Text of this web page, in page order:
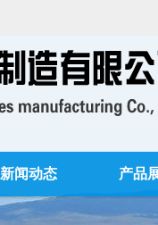
新闻动态 产品